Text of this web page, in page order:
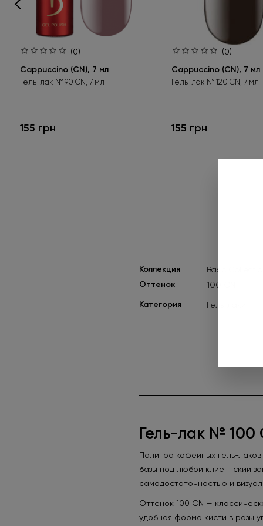
(0)
Cappuccino (CN), 7 мл
Гель-лак № 90 CN, 7 мл
155 грн
(0)
Cappuccino (CN), 7 мл
Гель-лак № 120 CN, 7 мл
155 грн
Коллекция Basic
Оттенок 100 CN
Категория Гель-лаки
Гель-лак № 100
Палитра кофейных гель-
базы под любой клиентский
самодостаточностью и
Оттенок 100 CN —
удобная форма кисти в разы